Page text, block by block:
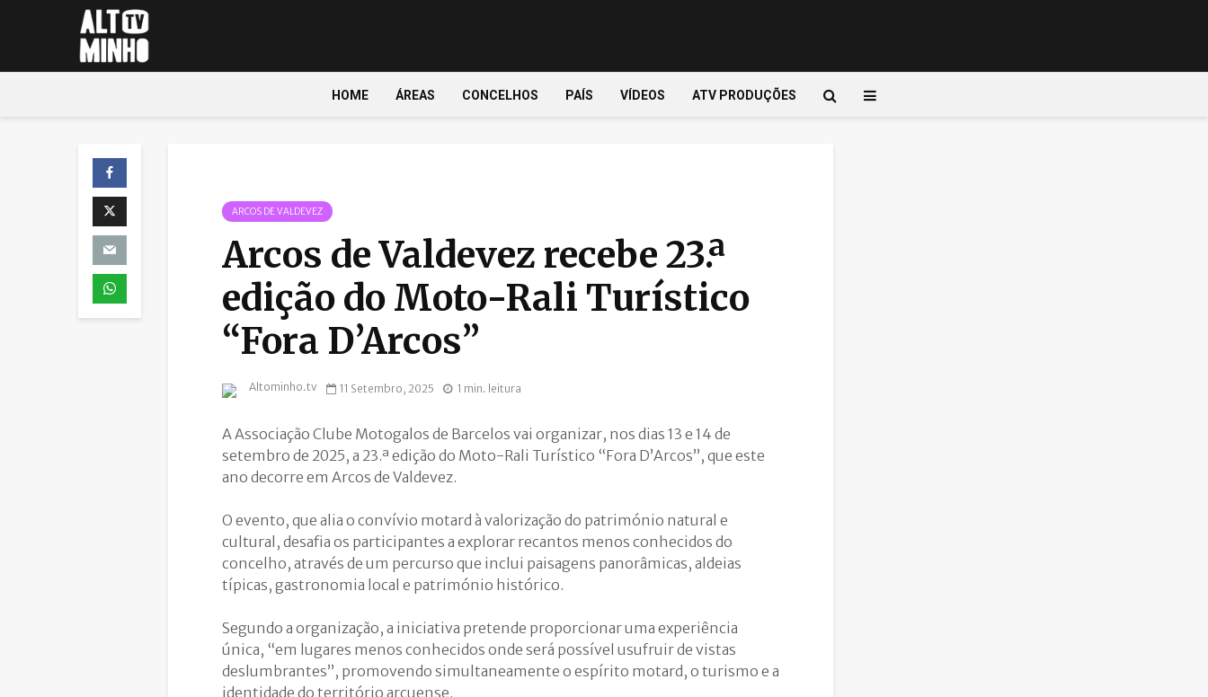
HOME ÁREAS CONCELHOS PAÍS VÍDEOS ATV PRODUÇÕES
ARCOS DE VALDEVEZ
Arcos de Valdevez recebe 23.ª
edição do Moto-Rali Turístico
“Fora D’Arcos”
Altominho.tv 11 Setembro, 2025 1 min. leitura
A Associação Clube Motogalos de Barcelos vai organizar, nos dias 13 e 14 de
setembro de 2025, a 23.ª edição do Moto-Rali Turístico “Fora D’Arcos”, que este
ano decorre em Arcos de Valdevez.
O evento, que alia o convívio motard à valorização do património natural e
cultural, desafia os participantes a explorar recantos menos conhecidos do
concelho, através de um percurso que inclui paisagens panorâmicas, aldeias
típicas, gastronomia local e património histórico.
Segundo a organização, a iniciativa pretende proporcionar uma experiência
única, “em lugares menos conhecidos onde será possível usufruir de vistas
deslumbrantes”, promovendo simultaneamente o espírito motard, o turismo e a
identidade do território arcuense.